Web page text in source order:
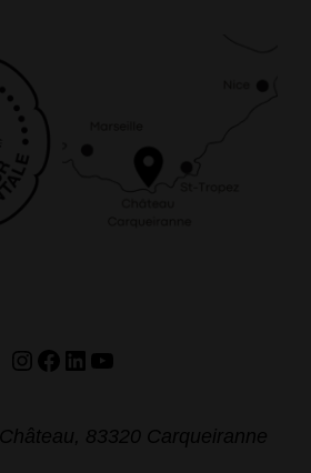
Instagram
Facebook
LinkedIn
YouTube
83320 Carqueiranne